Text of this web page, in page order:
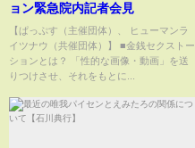
ョン緊急院内記者会見
【ぱっぷす（主催団体）、 ヒューマンラ
イツナウ（共催団体）】 ■金銭セクストー
ションとは？ 「性的な画像・動画」を送
りつけさせ、それをもとに...